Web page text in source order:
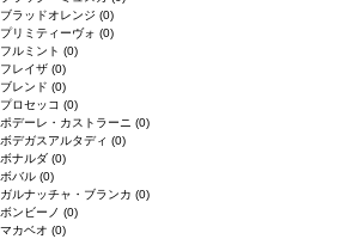
ブラッドオレンジ (0)
プリミティーヴォ (0)
フルミント (0)
フレイザ (0)
ブレンド (0)
プロセッコ (0)
ポデーレ・カストラーニ (0)
ボデガスアルタディ (0)
ボナルダ (0)
ボバル (0)
ガルナッチャ・ブランカ (0)
ボンビーノ (0)
マカベオ (0)